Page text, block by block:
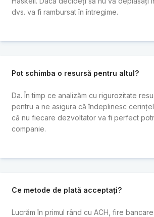
dvs. va fi rambursat în întregime.
Pot schimba o resursă pentru altul?
Da. În timp ce analizăm cu rigurozitate
pentru a ne asigura că îndeplinesc
că nu fiecare dezvoltator va fi perfect
companie.
Ce metode de plată acceptați?
Lucrăm în primul rând cu ACH, fire